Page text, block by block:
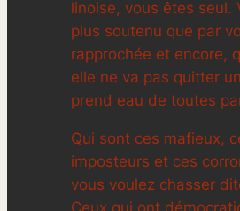
linoise, vous êtes seul.
plus soutenu que par
rapprochée et encore,
elle ne va pas quitter
prend eau de toutes
Qui sont ces mafieux,
imposteurs et ces
vous voulez chasser
Ceux qui ont